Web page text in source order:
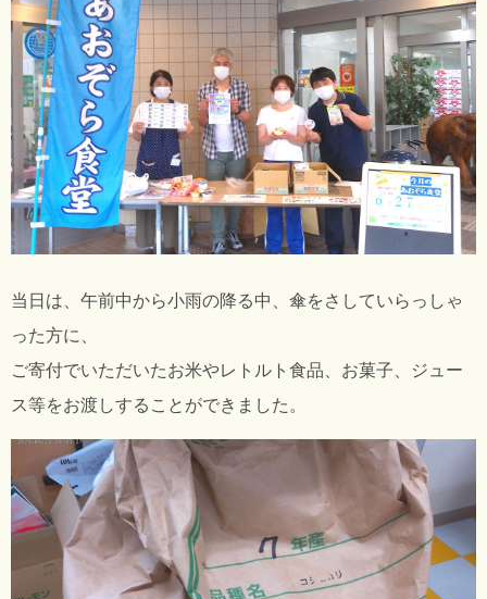
当日は、午前中から小雨の降る中、傘をさしていらっしゃ
った方に、
ご寄付でいただいたお米やレトルト食品、お菓子、ジュー
ス等をお渡しすることができました。